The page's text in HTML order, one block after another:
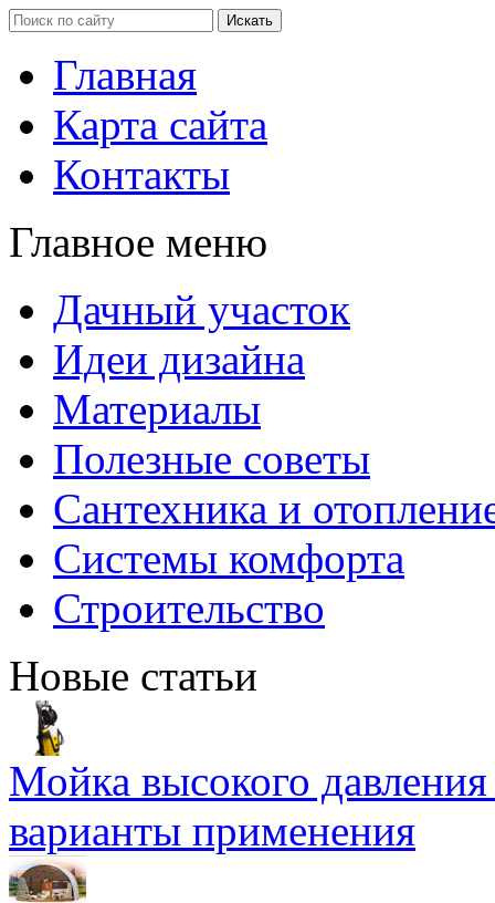
Главная
Карта сайта
Контакты
Главное меню
Дачный участок
Идеи дизайна
Материалы
Полезные советы
Сантехника и
Системы комфорта
Строительство
Новые статьи
Мойка высокого
варианты применения